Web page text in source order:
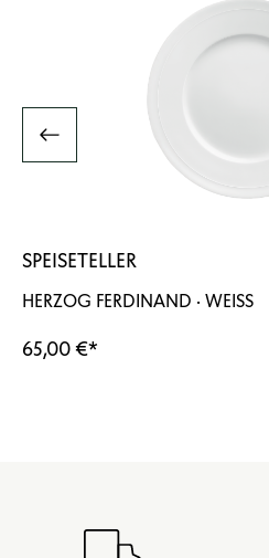
SPEISETELLER
HERZOG FERDINAND · WEISS
65,00 €*